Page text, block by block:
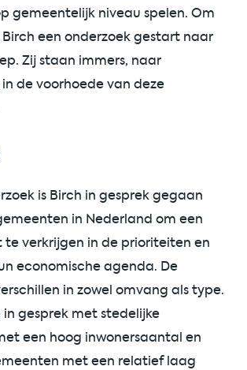
gemeentelijk niveau spelen. Om
Birch een onderzoek gestart naar
Zij staan immers, naar
de voorhoede van deze
is Birch in gesprek gegaan
in Nederland om een
te verkrijgen in de prioriteiten en
economische agenda. De
in zowel omvang als type.
in gesprek met stedelijke
een hoog inwonersaantal en
met een relatief laag